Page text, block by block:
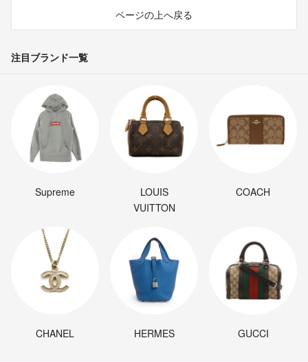
ページの上へ戻る
注目ブランド一覧
Supreme
LOUIS
VUITTON
COACH
CHANEL HERMES GUCCI